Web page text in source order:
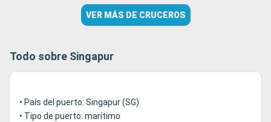
VER MÁS DE CRUCEROS
Todo sobre Singapur
• País del puerto: Singapur (SG)
• Tipo de puerto: marítimo